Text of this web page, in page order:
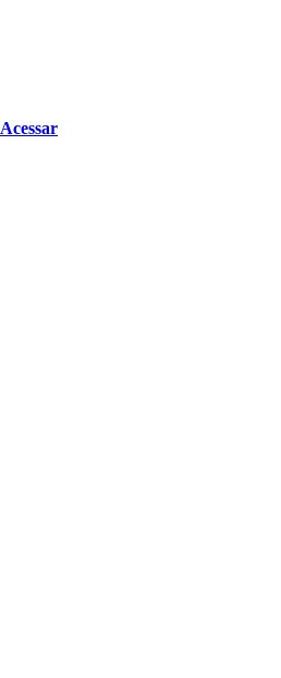
Acessar